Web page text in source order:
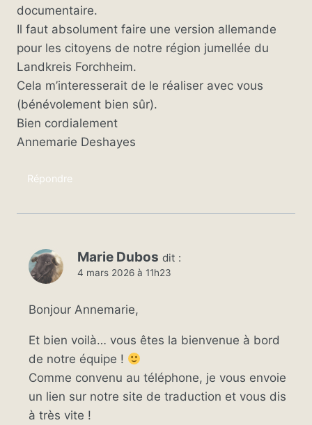
documentaire.
Il faut absolument faire une version allemande
pour les citoyens de notre région jumellée du
Landkreis Forchheim.
Cela m’interesserait de le réaliser avec vous
(bénévolement bien sûr).
Bien cordialement
Annemarie Deshayes
Répondre
Marie Dubos dit :
4 mars 2026 à 11h23
Bonjour Annemarie,
Et bien voilà… vous êtes la bienvenue à bord
de notre équipe !
Comme convenu au téléphone, je vous envoie
un lien sur notre site de traduction et vous dis
à très vite !